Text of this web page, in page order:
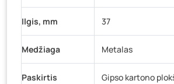
Ilgis, mm 37
Medžiaga Metalas
Paskirtis Gipso kartono